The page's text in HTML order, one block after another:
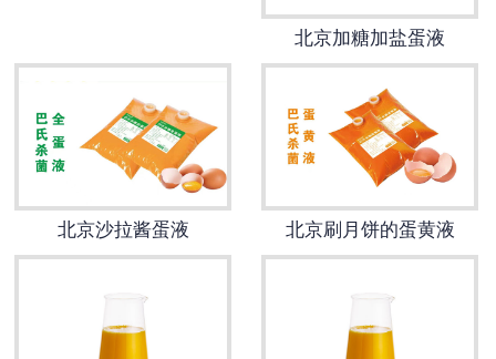
北京加糖加盐蛋液
北京沙拉酱蛋液 北京刷月饼的蛋黄液